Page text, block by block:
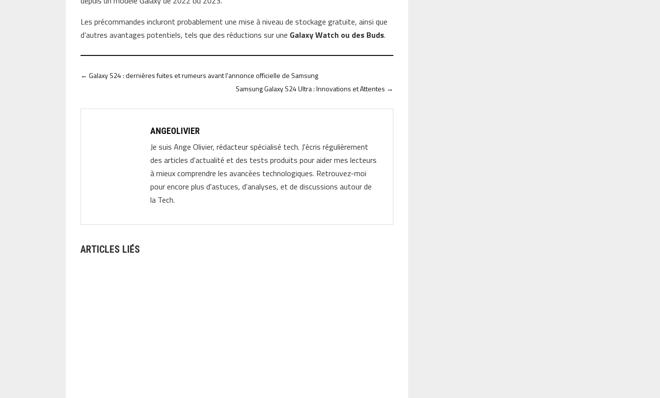
Les précommandes incluront probablement une mise à niveau de stockage gratuite, ainsi que
d’autres avantages potentiels, tels que des réductions sur une Galaxy Watch ou des Buds.
←Galaxy S24 : dernières fuites et rumeurs avant l'annonce officielle de Samsung
Samsung Galaxy S24 Ultra : Innovations et Attentes →
ANGEOLIVIER
Je suis Ange Olivier, rédacteur spécialisé tech. J'écris régulièrement
des articles d'actualité et des tests produits pour aider mes lecteurs
à mieux comprendre les avancées technologiques. Retrouvez-moi
pour encore plus d'astuces, d'analyses, et de discussions autour de
la Tech.
ARTICLES LIÉS